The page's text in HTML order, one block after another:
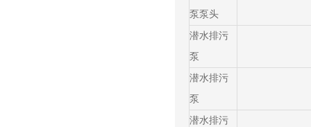
泵泵头
潜水排污
泵
潜水排污
泵
潜水排污